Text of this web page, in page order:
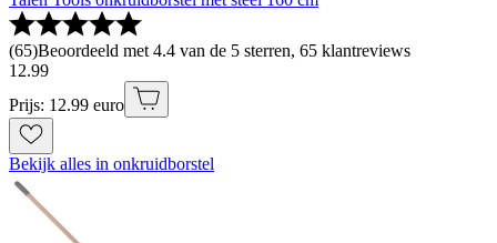
(65)Beoordeeld met 4.4 van de 5 sterren, 65 klantreviews
12.99
Prijs: 12.99 euro
Bekijk alles in onkruidborstel